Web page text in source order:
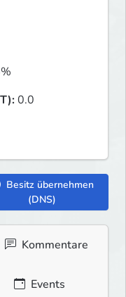
0.0
Besitz übernehmen
(DNS)
Kommentare
Events